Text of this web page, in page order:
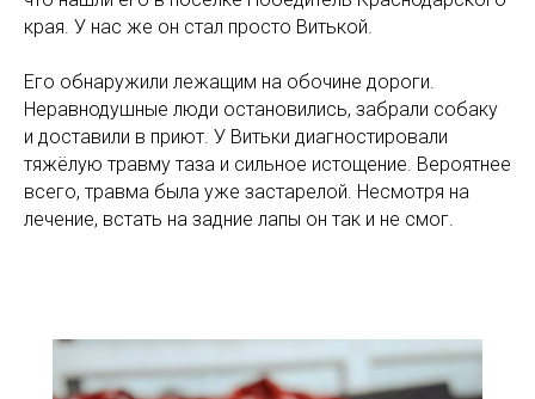
края. У нас же он стал просто Витькой.
Его обнаружили лежащим на обочине дороги.
Неравнодушные люди остановились, забрали собаку
и доставили в приют. У Витьки диагностировали
тяжёлую травму таза и сильное истощение. Вероятнее
всего, травма была уже застарелой. Несмотря на
лечение, встать на задние лапы он так и не смог.